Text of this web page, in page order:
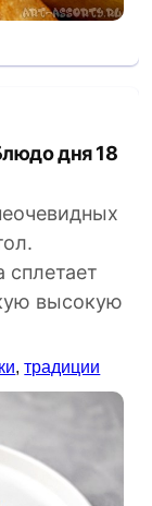
сплетает
высокую
,традиции